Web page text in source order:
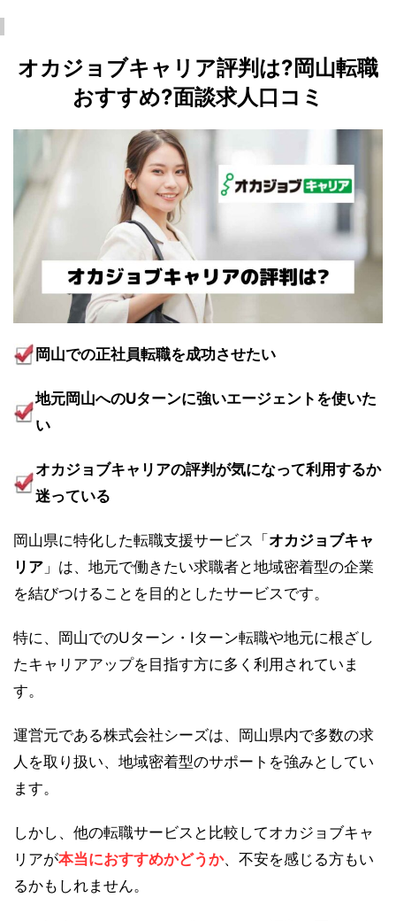
オカジョブキャリア評判は?岡山転職
おすすめ?面談求人口コミ
岡山での正社員転職を成功させたい
地元岡山へのUターンに強いエージェントを使いた
い
オカジョブキャリアの評判が気になって利用するか
迷っている
岡山県に特化した転職支援サービス「 オカジョブキャ
リア 」は、地元で働きたい求職者と地域密着型の企業
を結びつけることを目的としたサービスです。
特に、岡山でのUターン・Iターン転職や地元に根ざし
たキャリアアップを目指す方に多く利用されていま
す。
運営元である株式会社シーズは、岡山県内で多数の求
人を取り扱い、地域密着型のサポートを強みとしてい
ます。
しかし、他の転職サービスと比較してオカジョブキャ
リアが本当におすすめかどうか、不安を感じる方もい
るかもしれません。